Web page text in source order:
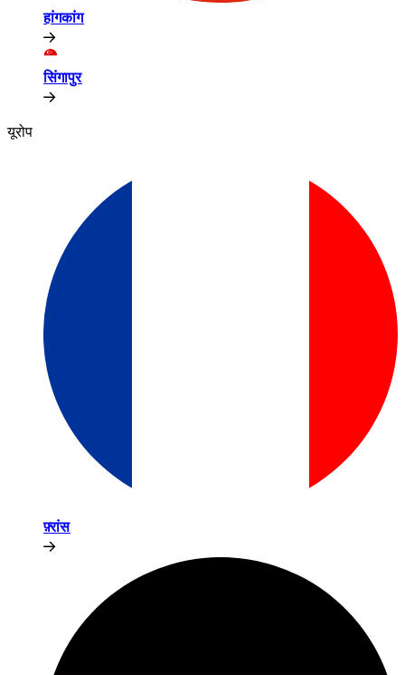
हांगकांग​​
सिंगापुर​​
यूरोप​​
फ़्रांस​​